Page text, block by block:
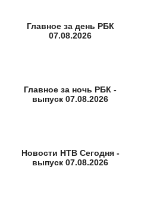
Главное за день РБК
07.08.2026
Главное за ночь РБК -
выпуск 07.08.2026
Новости НТВ Сегодня -
выпуск 07.08.2026